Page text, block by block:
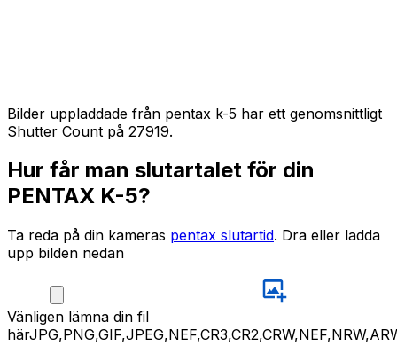
Bilder uppladdade från pentax k-5 har ett genomsnittligt
Shutter Count på 27919.
Hur får man slutartalet för din
PENTAX K-5?
Ta reda på din kameras pentax slutartid. Dra eller ladda
upp bilden nedan
Vänligen lämna din fil
här